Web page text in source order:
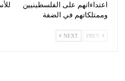
اعتداءاتهم على الفلسطينيين
وممتلكاتهم في الضفة
NEXT